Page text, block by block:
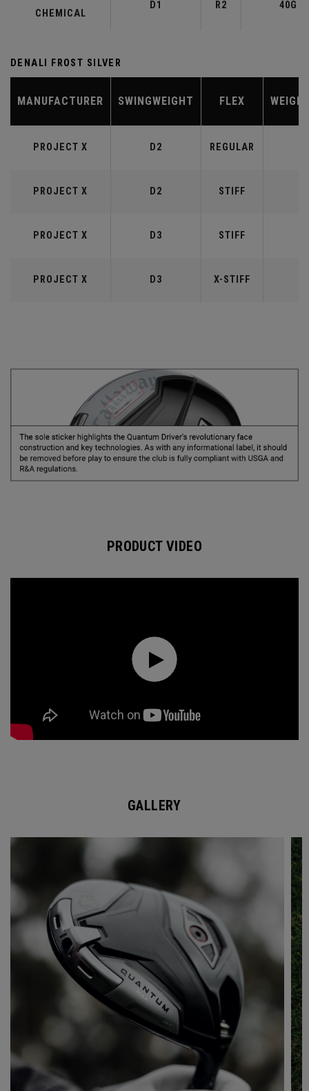
CHEMICAL
D1 R2 40G
DENALI FROST SILVER
MANUFACTURER SWINGWEIGHT FLEX
PROJECT X D2 REGULAR
PROJECT X D2 STIFF
PROJECT X D3 STIFF
PROJECT X D3 X-STIFF
PRODUCT VIDEO
GALLERY